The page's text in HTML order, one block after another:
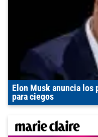
Elon Musk anuncia
para ciegos